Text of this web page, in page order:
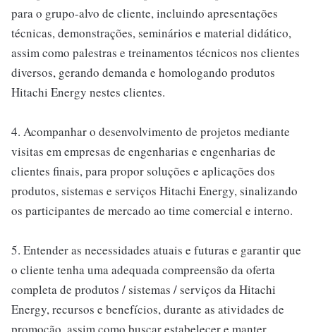
para o grupo-alvo de cliente, incluindo apresentações
técnicas, demonstrações, seminários e material didático,
assim como palestras e treinamentos técnicos nos clientes
diversos, gerando demanda e homologando produtos
Hitachi Energy nestes clientes.
4. Acompanhar o desenvolvimento de projetos mediante
visitas em empresas de engenharias e engenharias de
clientes finais, para propor soluções e aplicações dos
produtos, sistemas e serviços Hitachi Energy, sinalizando
os participantes de mercado ao time comercial e interno.
5. Entender as necessidades atuais e futuras e garantir que
o cliente tenha uma adequada compreensão da oferta
completa de produtos / sistemas / serviços da Hitachi
Energy, recursos e benefícios, durante as atividades de